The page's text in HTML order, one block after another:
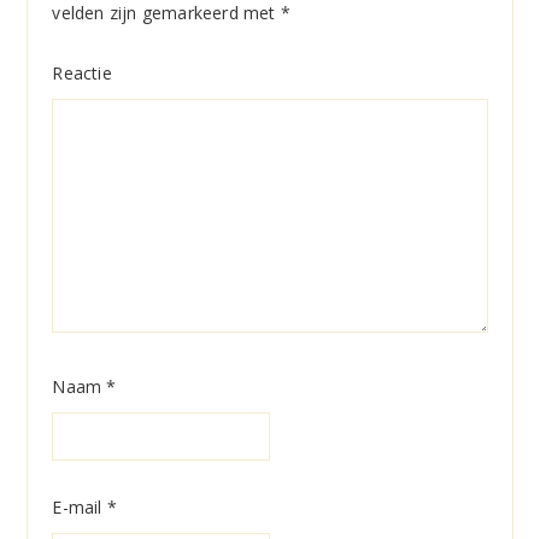
velden zijn gemarkeerd met *
Reactie
Naam*
E-mail *